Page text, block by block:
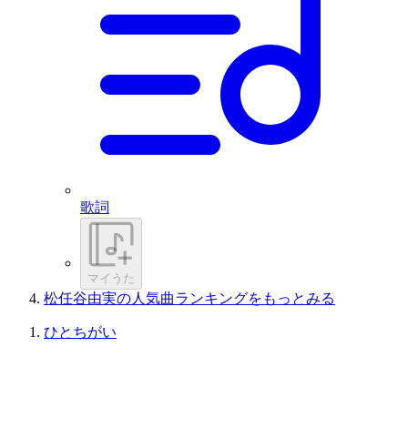
歌詞
マイうた
松任谷由実の人気曲ランキングをもっとみる
ひとちがい